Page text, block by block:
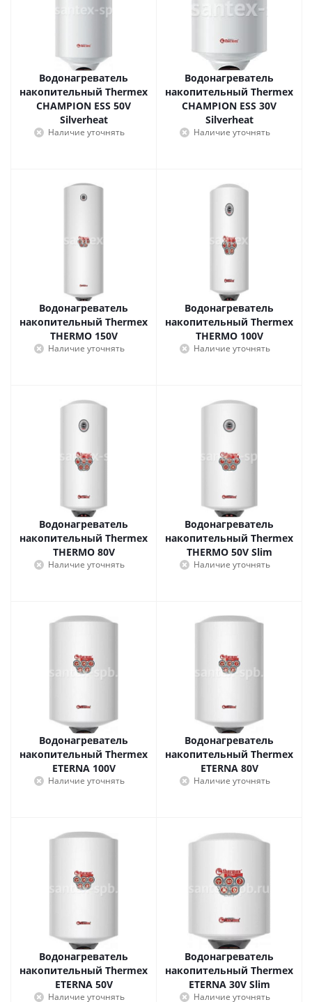
Водонагреватель
накопительный Thermex
CHAMPION ESS 50V
Silverheat
Наличие уточнять
Водонагреватель
накопительный Thermex
CHAMPION ESS 30V
Silverheat
Наличие уточнять
Водонагреватель
накопительный Thermex
THERMO 150V
Наличие уточнять
Водонагреватель
накопительный Thermex
THERMO 100V
Наличие уточнять
Водонагреватель
накопительный Thermex
THERMO 80V
Наличие уточнять
Водонагреватель
накопительный Thermex
THERMO 50V Slim
Наличие уточнять
Водонагреватель
накопительный Thermex
ETERNA 100V
Наличие уточнять
Водонагреватель
накопительный Thermex
ETERNA 80V
Наличие уточнять
Водонагреватель
накопительный Thermex
ETERNA 50V
Наличие уточнять
Водонагреватель
накопительный Thermex
ETERNA 30V Slim
Наличие уточнять